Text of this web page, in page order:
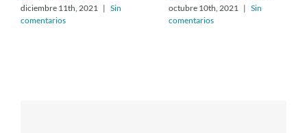
diciembre 11th, 2021 | Sin
comentarios
octubre 10th, 2021 | Sin
comentarios